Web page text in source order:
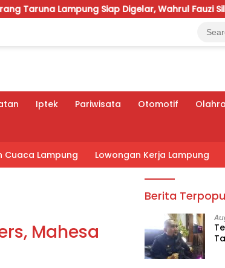
Digelar, Wahrul Fauzi Silalahi Calon Tunggal
Iptek Pariwisata Otomotif
Cuaca Lampung Lowongan Kerja Lampung
Mahesa
Berita